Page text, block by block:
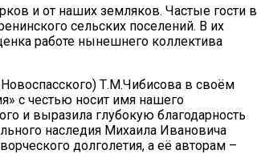
и от наших земляков. Частые гости в
сельских поселений. В их
работе нынешнего коллектива
Т.М.Чибисова в своём
с честью носит имя нашего
и выразила глубокую благодарность
наследия Михаила Ивановича
долголетия, а её авторам –